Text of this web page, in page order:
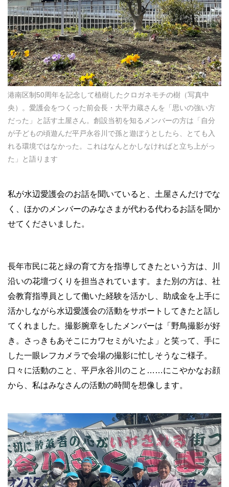
港南区制50周年を記念して植樹したクロガネモチの樹（写真中
央）。愛護会をつくった前会長・大平力蔵さんを「思いの強い方
だった」と話す土屋さん。創設当初を知るメンバーの方は「自分
が子どもの頃遊んだ平戸永谷川で孫と遊ぼうとしたら、とても入
れる環境ではなかった。これはなんとかしなければと立ち上がっ
た」と語ります
私が水辺愛護会のお話を聞いていると、土屋さんだけでな
く、ほかのメンバーのみなさまが代わる代わるお話を聞か
せてくださいました。
長年市民に花と緑の育て方を指導してきたという方は、川
沿いの花壇づくりを担当されています。また別の方は、社
会教育指導員として働いた経験を活かし、助成金を上手に
活かしながら水辺愛護会の活動をサポートしてきたと話し
てくれました。撮影腕章をしたメンバーは「野鳥撮影が好
き。さっきもあそこにカワセミがいたよ」と笑って、手に
した一眼レフカメラで会場の撮影に忙しそうなご様子。
口々に活動のこと、平戸永谷川のこと……にこやかなお顔
から、私はみなさんの活動の時間を想像します。